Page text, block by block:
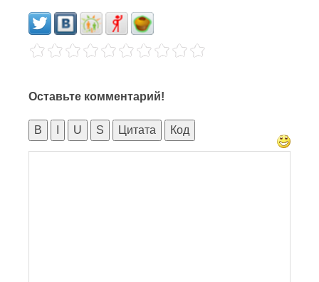
Оставьте комментарий!
B U S Цитата Код